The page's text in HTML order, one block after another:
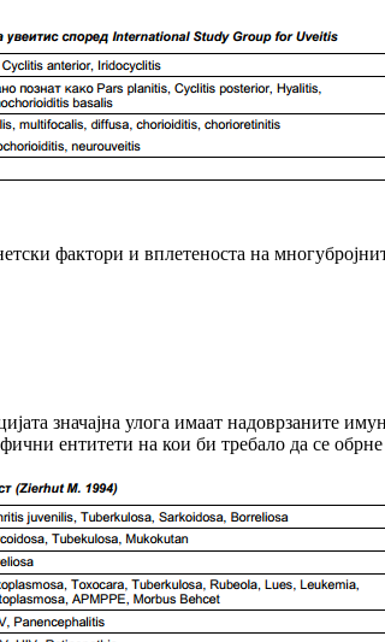
фактори и вплетеноста на
значајна улога имаат надоврзаните
ентитети на кои би требало да се